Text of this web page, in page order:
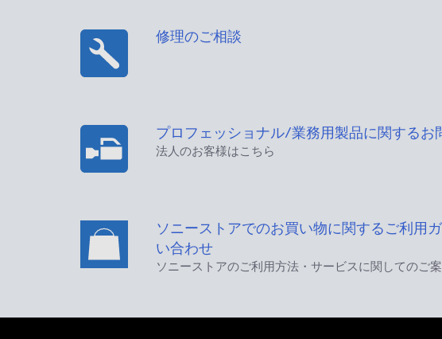
修理のご相談
プロフェッショナル/業務用製品に関するお
法人のお客様はこちら
ソニーストアでのお買い物に関するご利用
い合わせ
ソニーストアのご利用方法・サービスに関してのご